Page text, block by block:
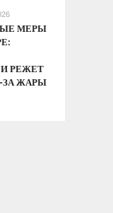
МЕРЫ
РЕЖЕТ
ЗА ЖАРЫ